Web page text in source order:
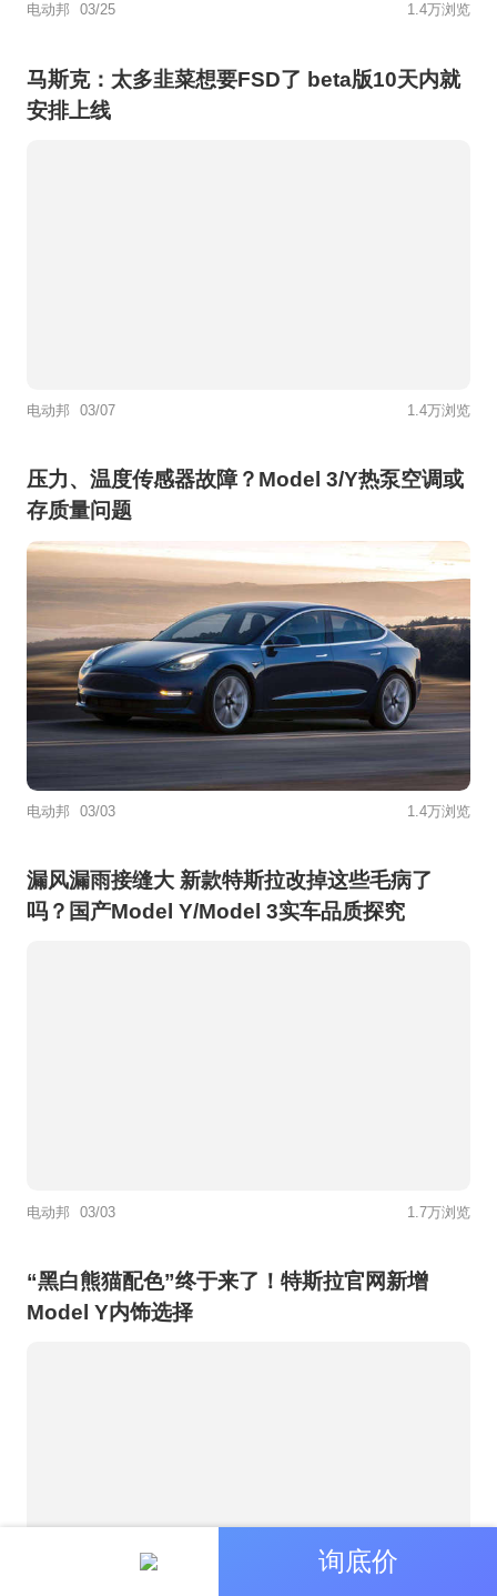
电动邦 03/25 1.4万浏览
马斯克：太多韭菜想要FSD了 beta版10天内就
安排上线
电动邦 03/07 1.4万浏览
压力、温度传感器故障？Model 3/Y热泵空调或
存质量问题
电动邦 03/03 1.4万浏览
漏风漏雨接缝大 新款特斯拉改掉这些毛病了
吗？国产Model Y/Model 3实车品质探究
电动邦 03/03 1.7万浏览
“黑白熊猫配色”终于来了！特斯拉官网新增
Model Y内饰选择
询底价